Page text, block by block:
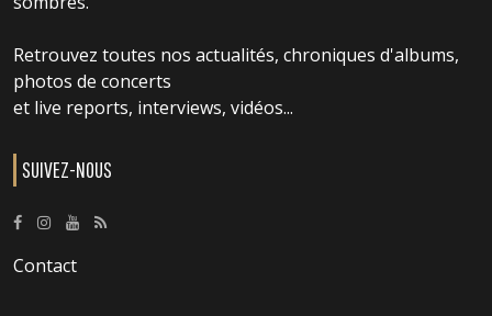
Retrouvez toutes nos actualités, chroniques d'albums,
photos de concerts
et live reports, interviews, vidéos...
SUIVEZ-NOUS
Contact